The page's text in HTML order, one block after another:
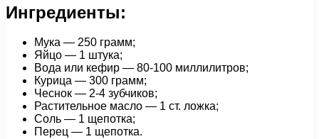
Ингредиенты:
Мука — 250 грамм;
Яйцо — 1 штука;
Вода или кефир — 80-100 миллилитров;
Курица — 300 грамм;
Чеснок — 2-4 зубчиков;
Растительное масло — 1 ст. ложка;
Соль — 1 щепотка;
Перец — 1 щепотка.